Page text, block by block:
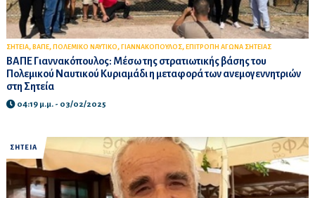
ΣΗΤΕΙΑ, ΒΑΠΕ, ΠΟΛΕΜΙΚΟ ΝΑΥΤΙΚΟ, ΓΙΑΝΝΑΚΟΠΟΥΛΟΣ, ΕΠΙΤΡΟΠΗ ΑΓΩΝΑ ΣΗΤΕΙΑΣ
ΒΑΠΕ Γιαννακόπουλος: Μέσω της στρατιωτικής βάσης του
Πολεμικού Ναυτικού Κυριαμάδι η μεταφορά των ανεμογεννητριών
στη Σητεία
04:19 μ.μ. - 03/02/2025
ΣΗΤΕΙΑ